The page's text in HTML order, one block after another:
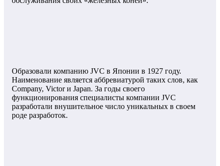
Образовали компанию JVC в Японии в 1927 году.
Наименование является аббревиатурой таких слов, как
Company, Victor и Japan. За годы своего
функционирования специалисты компании JVC
разработали внушительное число уникальных в своем
роде разработок.